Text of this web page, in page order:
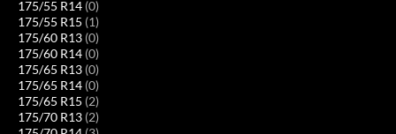
175/55 R14 (0)
175/55 R15 (1)
175/60 R13 (0)
175/60 R14 (0)
175/65 R13 (0)
175/65 R14 (0)
175/65 R15 (2)
175/70 R13 (2)